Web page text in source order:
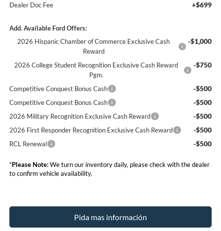
Dealer Doc Fee +$699
Add. Available Ford Offers:
2026 Hispanic Chamber of Commerce Exclusive Cash
Reward
-$1,000
2026 College Student Recognition Exclusive Cash Reward
Pgm.
-$750
Competitive Conquest Bonus Cash -$500
Competitive Conquest Bonus Cash -$500
2026 Military Recognition Exclusive Cash Reward -$500
2026 First Responder Recognition Exclusive Cash Reward -$500
RCL Renewal -$500
*Please Note:We turn our inventory daily, please check with the dealer
to confirm vehicle availability.
Pida mas información